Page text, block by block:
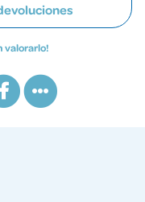
valorarlo!